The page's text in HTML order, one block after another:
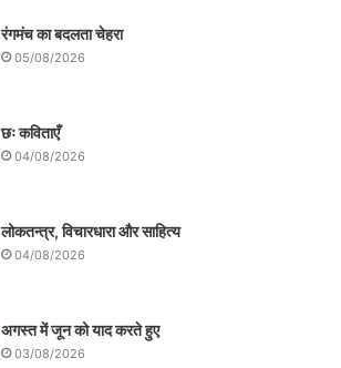
रंगमंच का बदलता चेहरा
05/08/2026
छः कविताएँ
04/08/2026
लोकतन्त्र, विचारधारा और साहित्य
04/08/2026
अगस्त में जून को याद करते हुए
03/08/2026